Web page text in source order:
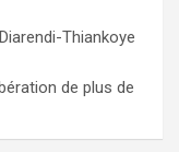
Thiankoye
de plus de